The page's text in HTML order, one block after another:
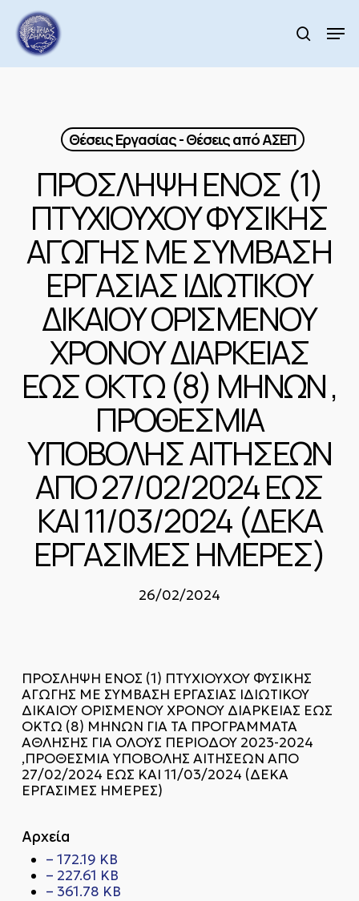
main
content
search
Θέσεις Εργασίας - Θέσεις από ΑΣΕΠ
ΠΡΟΣΛΗΨΗ ΕΝΟΣ (1)
ΠΤΥΧΙΟΥΧΟΥ ΦΥΣΙΚΗΣ
ΑΓΩΓΗΣ ΜΕ ΣΥΜΒΑΣΗ
ΕΡΓΑΣΙΑΣ ΙΔΙΩΤΙΚΟΥ
ΔΙΚΑΙΟΥ ΟΡΙΣΜΕΝΟΥ
ΧΡΟΝΟΥ ΔΙΑΡΚΕΙΑΣ
ΕΩΣ ΟΚΤΩ (8) ΜΗΝΩΝ ,
ΠΡΟΘΕΣΜΙΑ
ΥΠΟΒΟΛΗΣ ΑΙΤΗΣΕΩΝ
ΑΠΟ 27/02/2024 ΕΩΣ
ΚΑΙ 11/03/2024 (ΔΕΚΑ
ΕΡΓΑΣΙΜΕΣ ΗΜΕΡΕΣ)
26/02/2024
ΠΡΟΣΛΗΨΗ ΕΝΟΣ (1) ΠΤΥΧΙΟΥΧΟΥ ΦΥΣΙΚΗΣ
ΑΓΩΓΗΣ ΜΕ ΣΥΜΒΑΣΗ ΕΡΓΑΣΙΑΣ ΙΔΙΩΤΙΚΟΥ
ΔΙΚΑΙΟΥ ΟΡΙΣΜΕΝΟΥ ΧΡΟΝΟΥ ΔΙΑΡΚΕΙΑΣ ΕΩΣ
ΟΚΤΩ (8) ΜΗΝΩΝ ΓΙΑ ΤΑ ΠΡΟΓΡΑΜΜΑΤΑ
ΑΘΛΗΣΗΣ ΓΙΑ ΟΛΟΥΣ ΠΕΡΙΟΔΟΥ 2023-2024
,ΠΡΟΘΕΣΜΙΑ ΥΠΟΒΟΛΗΣ ΑΙΤΗΣΕΩΝ ΑΠΟ
27/02/2024 ΕΩΣ ΚΑΙ 11/03/2024 (ΔΕΚΑ
ΕΡΓΑΣΙΜΕΣ ΗΜΕΡΕΣ)
Αρχεία
– 172.19 KB
– 227.61 KB
– 361.78 KB
Menu